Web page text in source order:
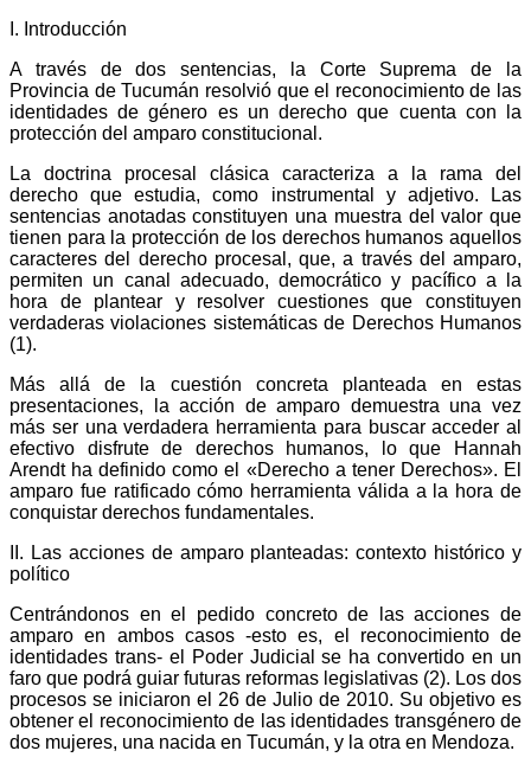
I. Introducción
A través de dos sentencias, la Corte Suprema de la
Provincia de Tucumán resolvió que el reconocimiento de las
identidades de género es un derecho que cuenta con la
protección del amparo constitucional.
La doctrina procesal clásica caracteriza a la rama del
derecho que estudia, como instrumental y adjetivo. Las
sentencias anotadas constituyen una muestra del valor que
tienen para la protección de los derechos humanos aquellos
caracteres del derecho procesal, que, a través del amparo,
permiten un canal adecuado, democrático y pacífico a la
hora de plantear y resolver cuestiones que constituyen
verdaderas violaciones sistemáticas de Derechos Humanos
(1).
Más allá de la cuestión concreta planteada en estas
presentaciones, la acción de amparo demuestra una vez
más ser una verdadera herramienta para buscar acceder al
efectivo disfrute de derechos humanos, lo que Hannah
Arendt ha definido como el «Derecho a tener Derechos». El
amparo fue ratificado cómo herramienta válida a la hora de
conquistar derechos fundamentales.
II. Las acciones de amparo planteadas: contexto histórico y
político
Centrándonos en el pedido concreto de las acciones de
amparo en ambos casos -esto es, el reconocimiento de
identidades trans- el Poder Judicial se ha convertido en un
faro que podrá guiar futuras reformas legislativas (2). Los dos
procesos se iniciaron el 26 de Julio de 2010. Su objetivo es
obtener el reconocimiento de las identidades transgénero de
dos mujeres, una nacida en Tucumán, y la otra en Mendoza.